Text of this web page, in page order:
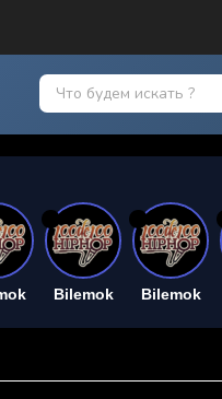
Bilemok Bilemok